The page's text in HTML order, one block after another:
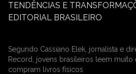
TENDÊNCIAS E
EDITORIAL BRASILEIRO
Segundo Cassiano Elek, jornalista e
Record, jovens brasileiros leem muito
compram livros físicos